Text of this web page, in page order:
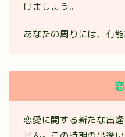
けましょう。
あなたの周りには、有
恋愛に関する新たな出